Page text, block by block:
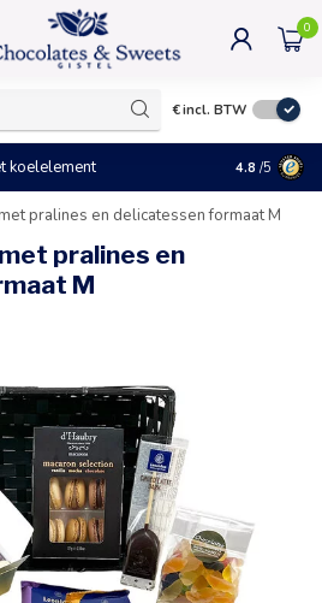
0
€incl. BTW
koelelement Kleine
4.8 /5
pralines en delicatessen formaat M
pralines en
M